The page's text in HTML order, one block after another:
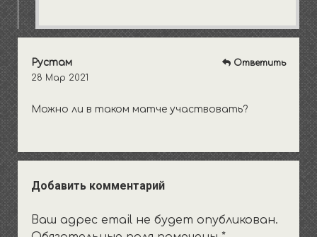
Рустам
28 Мар 2021
Можно ли в таком матче участвовать?
Ответить
Добавить комментарий
Ваш адрес email не будет опубликован.